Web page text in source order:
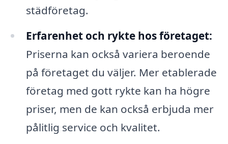
städföretag.
Erfarenhet och rykte hos företaget:
Priserna kan också variera beroende
på företaget du väljer. Mer etablerade
företag med gott rykte kan ha högre
priser, men de kan också erbjuda mer
pålitlig service och kvalitet.